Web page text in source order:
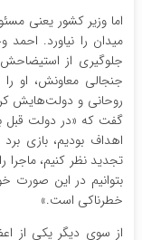
اما وزیر کشور یعنی
میدان را نیاورد.
جلوگیری از
جنجالی معاونش، او
روحانی و دولت‌هایش
گفت که «در دولت قبل
اهداف بودیم، بازی
تجدید نظر کنیم،
بتوانیم در این صورت
خطرناکی است.»
از سوی دیگر یکی از